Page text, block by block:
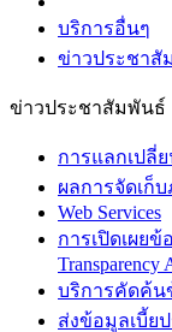
บริการอื่นๆ
ข่าวประชาสั
ข่าวประชาสัมพันธ์
การแลกเปลี่
ผลการจัดเก็
Web Services
การเปิดเผยข้
Transparency
บริการคัดค้น
ส่งข้อมูลเบี้ย